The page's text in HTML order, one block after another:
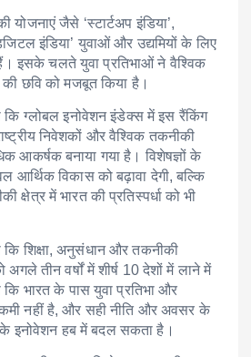
योजनाएं जैसे ‘स्टार्टअप इंडिया’,
इंडिया’ युवाओं और उद्यमियों के लिए
इसके चलते युवा प्रतिभाओं ने वैश्विक
की छवि को मजबूत किया है।
कि ग्लोबल इनोवेशन इंडेक्स में इस रैंकिंग
निवेशकों और वैश्विक तकनीकी
आकर्षक बनाया गया है। विशेषज्ञों के
आर्थिक विकास को बढ़ावा देगी, बल्कि
क्षेत्र में भारत की प्रतिस्पर्धा को भी
शिक्षा, अनुसंधान और तकनीकी
अगले तीन वर्षों में शीर्ष 10 देशों में लाने में
भारत के पास युवा प्रतिभा और
कमी नहीं है, और सही नीति और अवसर के
के इनोवेशन हब में बदल सकता है।